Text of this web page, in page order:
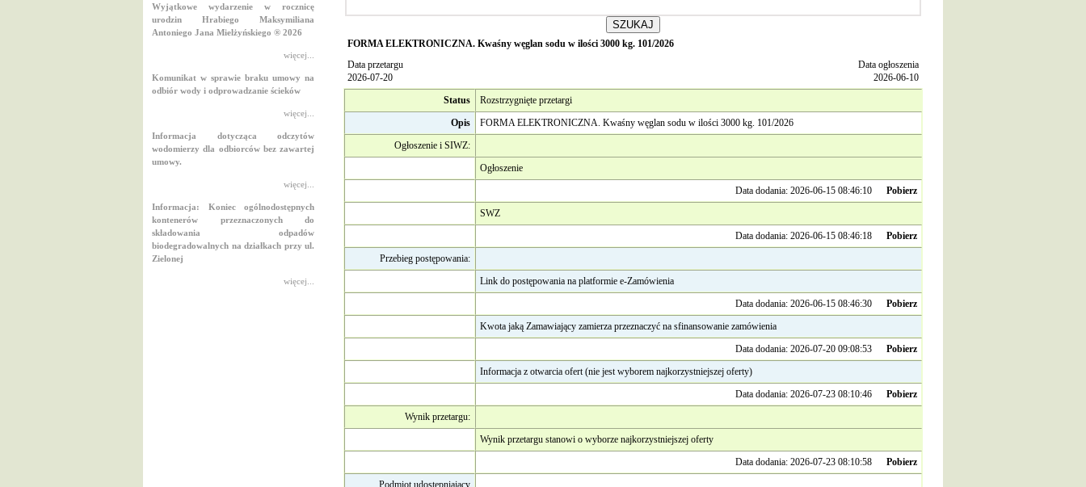
Wyjątkowe wydarzenie w rocznicę
urodzin Hrabiego Maksymiliana
Antoniego Jana Mielżyńskiego ® 2026
więcej...
Komunikat w sprawie braku umowy na
odbiór wody i odprowadzanie ścieków
więcej...
Informacja dotycząca odczytów
wodomierzy dla odbiorców bez zawartej
umowy.
więcej...
Informacja: Koniec ogólnodostępnych
kontenerów przeznaczonych do
składowania odpadów
biodegradowalnych na działkach przy ul.
Zielonej
więcej...
FORMA ELEKTRONICZNA. Kwaśny węglan sodu w ilości 3000 kg. 101/2026
Data przetargu
2026-07-20
Data ogłoszenia
2026-06-10
Status
Rozstrzygnięte przetargi
Opis
FORMA ELEKTRONICZNA. Kwaśny węglan sodu w ilości 3000 kg. 101/2026
Ogłoszenie i SIWZ:
Ogłoszenie
Data dodania: 2026-06-15 08:46:10 Pobierz
SWZ
Data dodania: 2026-06-15 08:46:18 Pobierz
Przebieg postępowania:
Link do postępowania na platformie e-Zamówienia
Data dodania: 2026-06-15 08:46:30 Pobierz
Kwota jaką Zamawiający zamierza przeznaczyć na sfinansowanie zamówienia
Data dodania: 2026-07-20 09:08:53 Pobierz
Informacja z otwarcia ofert (nie jest wyborem najkorzystniejszej oferty)
Data dodania: 2026-07-23 08:10:46 Pobierz
Wynik przetargu:
Wynik przetargu stanowi o wyborze najkorzystniejszej oferty
Data dodania: 2026-07-23 08:10:58 Pobierz
Podmiot udostępniający